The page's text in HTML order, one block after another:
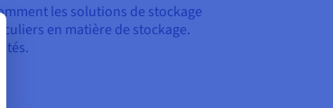
les solutions de stockage
en matière de stockage.